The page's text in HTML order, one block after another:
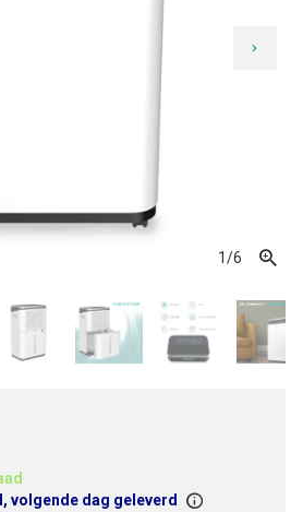
1/6
volgende dag geleverd